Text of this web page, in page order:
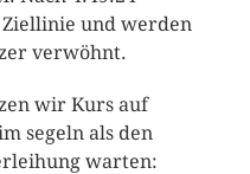
und werden
verwöhnt.
wir Kurs auf
segeln als den
warten: